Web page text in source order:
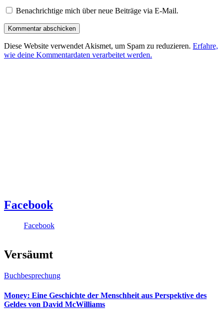
Benachrichtige mich über neue Beiträge via E-Mail.
Diese Website verwendet Akismet, um Spam zu reduzieren. Erfahre,
wie deine Kommentardaten verarbeitet werden.
Facebook
Facebook
Versäumt
Buchbesprechung
Money: Eine Geschichte der Menschheit aus Perspektive des
Geldes von David McWilliams